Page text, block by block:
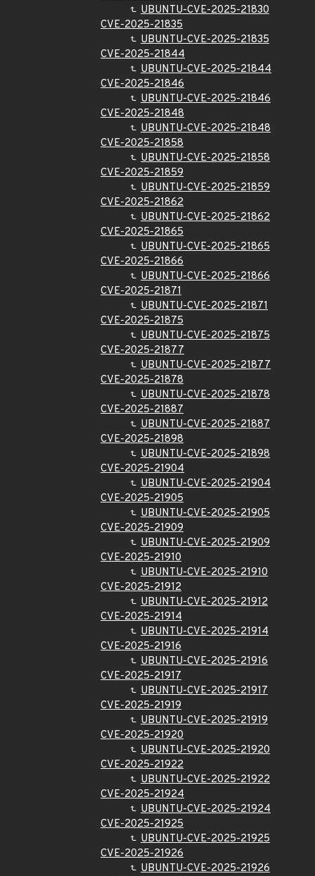
UBUNTU-CVE-2025-21830
CVE-2025-21835
UBUNTU-CVE-2025-21835
CVE-2025-21844
UBUNTU-CVE-2025-21844
CVE-2025-21846
UBUNTU-CVE-2025-21846
CVE-2025-21848
UBUNTU-CVE-2025-21848
CVE-2025-21858
UBUNTU-CVE-2025-21858
CVE-2025-21859
UBUNTU-CVE-2025-21859
CVE-2025-21862
UBUNTU-CVE-2025-21862
CVE-2025-21865
UBUNTU-CVE-2025-21865
CVE-2025-21866
UBUNTU-CVE-2025-21866
CVE-2025-21871
UBUNTU-CVE-2025-21871
CVE-2025-21875
UBUNTU-CVE-2025-21875
CVE-2025-21877
UBUNTU-CVE-2025-21877
CVE-2025-21878
UBUNTU-CVE-2025-21878
CVE-2025-21887
UBUNTU-CVE-2025-21887
CVE-2025-21898
UBUNTU-CVE-2025-21898
CVE-2025-21904
UBUNTU-CVE-2025-21904
CVE-2025-21905
UBUNTU-CVE-2025-21905
CVE-2025-21909
UBUNTU-CVE-2025-21909
CVE-2025-21910
UBUNTU-CVE-2025-21910
CVE-2025-21912
UBUNTU-CVE-2025-21912
CVE-2025-21914
UBUNTU-CVE-2025-21914
CVE-2025-21916
UBUNTU-CVE-2025-21916
CVE-2025-21917
UBUNTU-CVE-2025-21917
CVE-2025-21919
UBUNTU-CVE-2025-21919
CVE-2025-21920
UBUNTU-CVE-2025-21920
CVE-2025-21922
UBUNTU-CVE-2025-21922
CVE-2025-21924
UBUNTU-CVE-2025-21924
CVE-2025-21925
UBUNTU-CVE-2025-21925
CVE-2025-21926
UBUNTU-CVE-2025-21926